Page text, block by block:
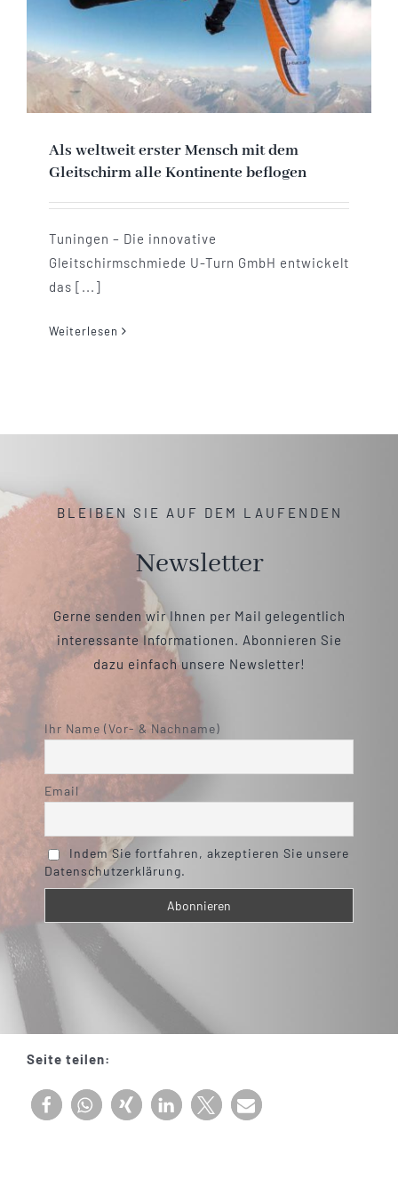
Als weltweit erster Mensch mit dem
Gleitschirm alle Kontinente beflogen
Tuningen – Die innovative
Gleitschirmschmiede U-Turn GmbH entwickelt
das [...]
Weiterlesen
BLEIBEN SIE AUF DEM LAUFENDEN
Newsletter
Gerne senden wir Ihnen per Mail gelegentlich
interessante Informationen. Abonnieren Sie
dazu einfach unsere Newsletter!
Ihr Name (Vor- & Nachname)
Email
Indem Sie fortfahren, akzeptieren Sie unsere
Datenschutzerklärung.
Seite teilen: